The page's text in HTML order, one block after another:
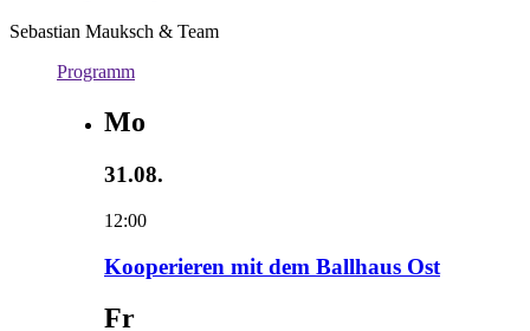
Sebastian Mauksch & Team
Programm
Mo
31.08.
12:00
Kooperieren mit dem Ballhaus Ost
Fr